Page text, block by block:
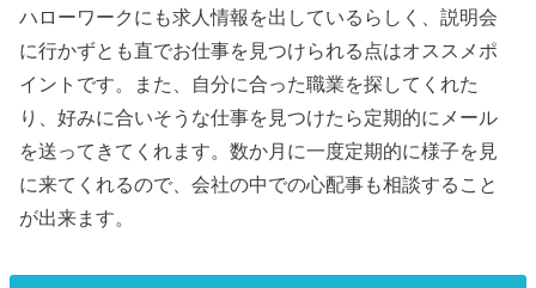
ハローワークにも求人情報を出しているらしく、説明会
に行かずとも直でお仕事を見つけられる点はオススメポ
イントです。また、自分に合った職業を探してくれた
り、好みに合いそうな仕事を見つけたら定期的にメール
を送ってきてくれます。数か月に一度定期的に様子を見
に来てくれるので、会社の中での心配事も相談すること
が出来ます。